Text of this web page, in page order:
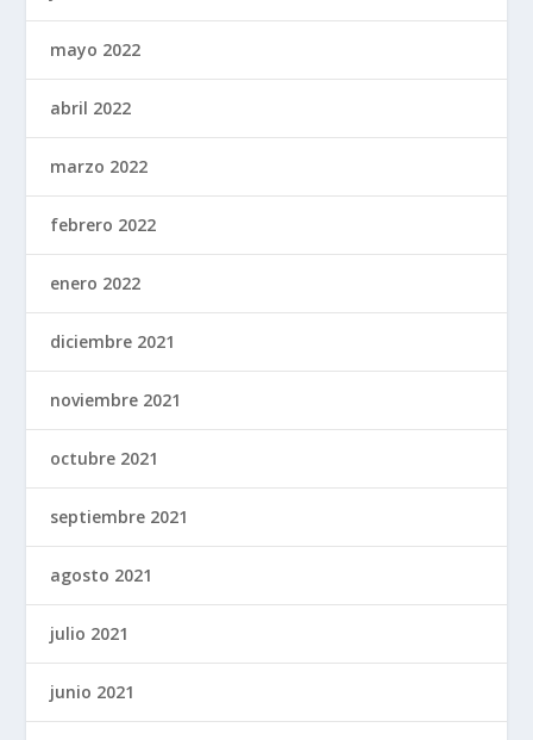
mayo 2022
abril 2022
marzo 2022
febrero 2022
enero 2022
diciembre 2021
noviembre 2021
octubre 2021
septiembre 2021
agosto 2021
julio 2021
junio 2021